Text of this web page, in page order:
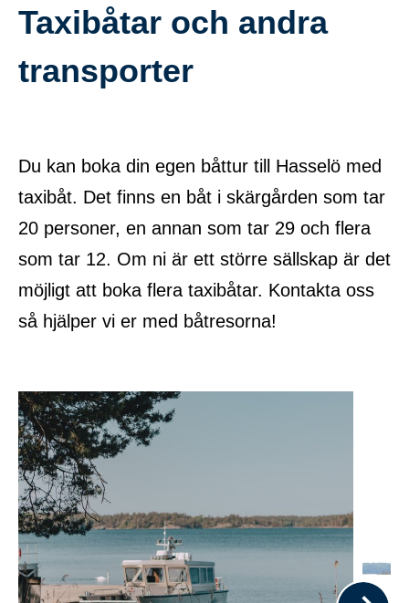
Taxibåtar och andra
transporter
Du kan boka din egen båttur till Hasselö med
taxibåt. Det finns en båt i skärgården som tar
20 personer, en annan som tar 29 och flera
som tar 12. Om ni är ett större sällskap är det
möjligt att boka flera taxibåtar. Kontakta oss
så hjälper vi er med båtresorna!